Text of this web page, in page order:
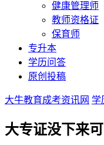
健康管理师
教师资格证
保育师
专升本
学历问答
原创投稿
大牛教育成考资讯网 学
大专证没下来